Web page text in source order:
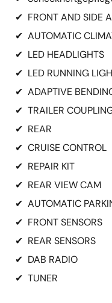
✔ FRONT AND SIDE
✔ AUTOMATIC
✔ LED HEADLIGHTS
✔ LED RUNNING
✔ ADAPTIVE
✔ TRAILER
✔ REAR
✔ CRUISE CONTROL
✔ REPAIR KIT
✔ REAR VIEW CAM
✔ AUTOMATIC
✔ FRONT SENSORS
✔ REAR SENSORS
✔ DAB RADIO
✔ TUNER